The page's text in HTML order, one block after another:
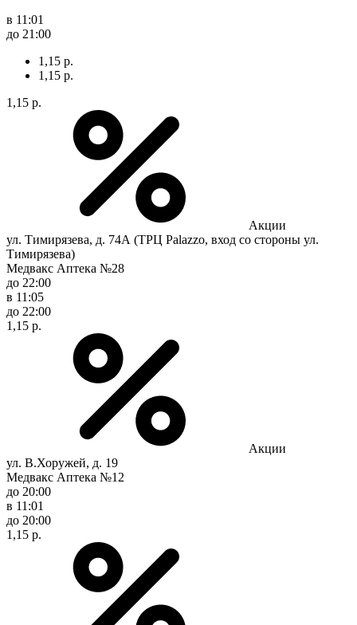
в 11:01
до 21:00
1,15 р.
1,15 р.
1,15 р.
Акции
ул. Тимирязева, д. 74А (ТРЦ Palazzo, вход со стороны ул.
Тимирязева)
Медвакс Аптека №28
до 22:00
в 11:05
до 22:00
1,15 р.
Акции
ул. В.Хоружей, д. 19
Медвакс Аптека №12
до 20:00
в 11:01
до 20:00
1,15 р.